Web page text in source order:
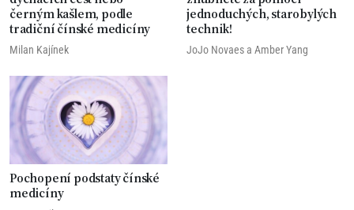
černým kašlem, podle
tradiční čínské medicíny
Milan Kajínek
jednoduchých, starobylých
technik!
JoJo Novaes a Amber Yang
Pochopení podstaty čínské
medicíny